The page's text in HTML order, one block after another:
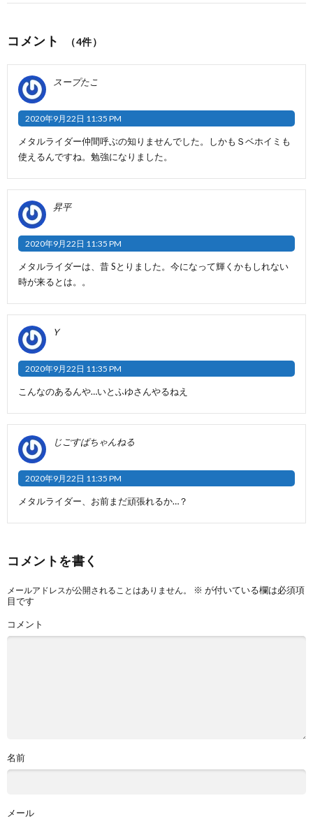
コメント （4件）
スープたこ
2020年9月22日 11:35 PM
メタルライダー仲間呼ぶの知りませんでした。しかもＳベホイミも
使えるんですね。勉強になりました。
昇平
2020年9月22日 11:35 PM
メタルライダーは、昔 Sとりました。今になって輝くかもしれない
時が来るとは。。
Y
2020年9月22日 11:35 PM
こんなのあるんや…いとふゆさんやるねえ
じごすぱちゃんねる
2020年9月22日 11:35 PM
メタルライダー、お前まだ頑張れるか…？
コメントを書く
メールアドレスが公開されることはありません。 ※ が付いている欄は必須項
目です
コメント
名前
メール